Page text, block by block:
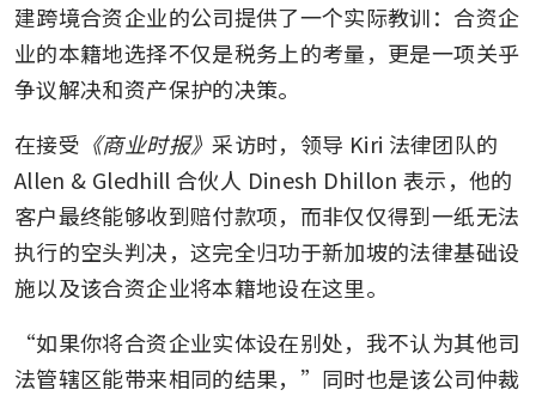
建跨境合资企业的公司提供了一个实际教训：合资企
业的本籍地选择不仅是税务上的考量，更是一项关乎
争议解决和资产保护的决策。
在接受 《商业时报》采访时，领导 Kiri 法律团队的
Allen & Gledhill 合伙人 Dinesh Dhillon 表示，他的
客户最终能够收到赔付款项，而非仅仅得到一纸无法
执行的空头判决，这完全归功于新加坡的法律基础设
施以及该合资企业将本籍地设在这里。
“如果你将合资企业实体设在别处，我不认为其他司
法管辖区能带来相同的结果，”同时也是该公司仲裁